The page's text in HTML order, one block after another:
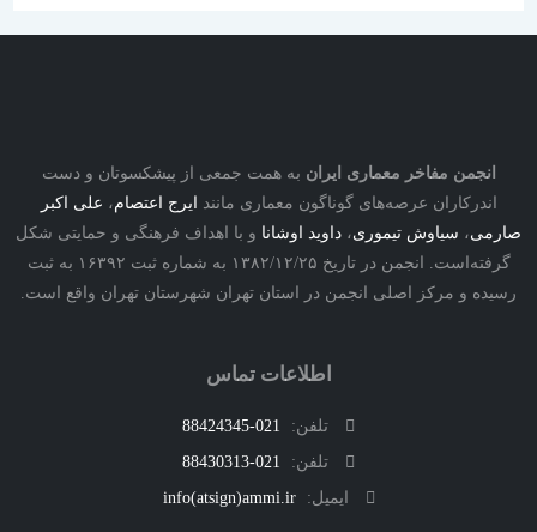
انجمن مفاخر معماری ایران به همت جمعی از پیشکسوتان و دست
اندرکاران عرصه‌های گوناگون معماری مانندایرج اعتصام،علی اکبر
،سیاوش تیموری،داوید اوشاناو با اهداف فرهنگی و حمایتی شکل
گرفته‌است. انجمن در تاریخ ۱۳۸۲/۱۲/۲۵ به شماره ثبت ۱۶۳۹۲ به ثبت
رسیده و مرکز اصلی انجمن در استان تهران شهرستان تهران واقع است.
اطلاعات تماس
تلفن:
021-88424345
تلفن:
021-88430313
ایمیل: info(atsign)ammi.ir